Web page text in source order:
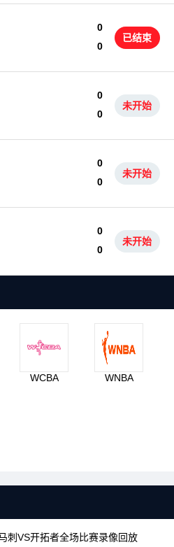
0
0
已结束
0
0
未开始
0
0
未开始
0
0
未开始
WCBA WNBA
刺VS开拓者全场比赛录像回放